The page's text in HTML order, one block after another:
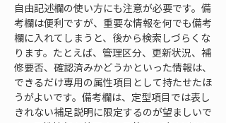
自由記述欄の使い方にも注意が必要です。備
考欄は便利ですが、重要な情報を何でも備考
欄に入れてしまうと、後から検索しづらくな
ります。たとえば、管理区分、更新状況、補
修要否、確認済みかどうかといった情報は、
できるだけ専用の属性項目として持たせたほ
うがよいです。備考欄は、定型項目では表し
きれない補足説明に限定するのが望ましいで